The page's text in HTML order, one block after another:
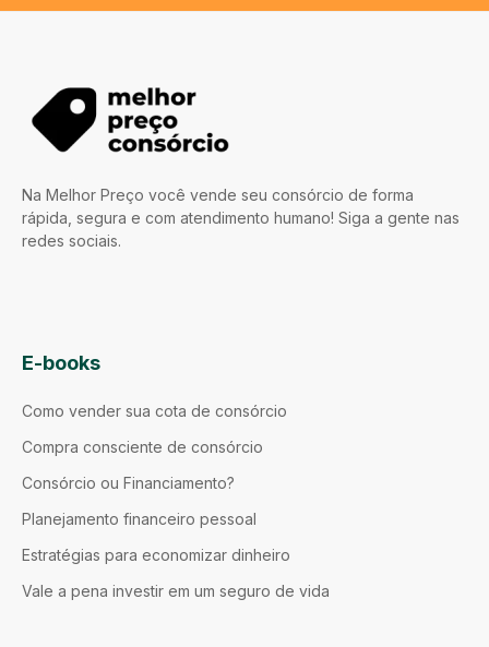
Na Melhor Preço você vende seu consórcio de forma
rápida, segura e com atendimento humano! Siga a gente nas
redes sociais.
E-books
Como vender sua cota de consórcio
Compra consciente de consórcio
Consórcio ou Financiamento?
Planejamento financeiro pessoal
Estratégias para economizar dinheiro
Vale a pena investir em um seguro de vida